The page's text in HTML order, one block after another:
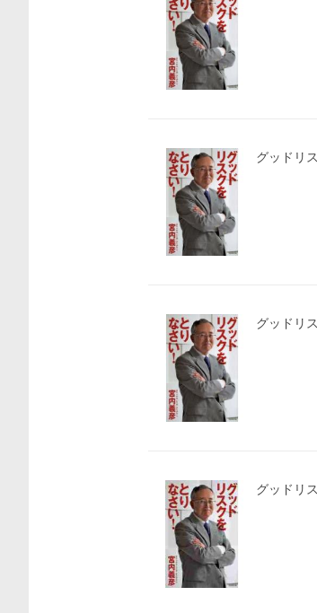
グッドリ
グッドリ
グッドリ